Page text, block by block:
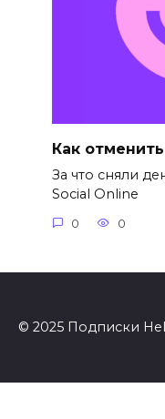
Как
За что сняли
Social Online
0 0
© 2025 Подписки